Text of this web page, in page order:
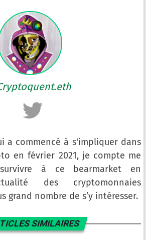
a commencé à s'impliquer dans
en février 2021, je compte me
à ce bearmarket en
des cryptomonnaies
grand nombre de s’y intéresser.
SIMILAIRES